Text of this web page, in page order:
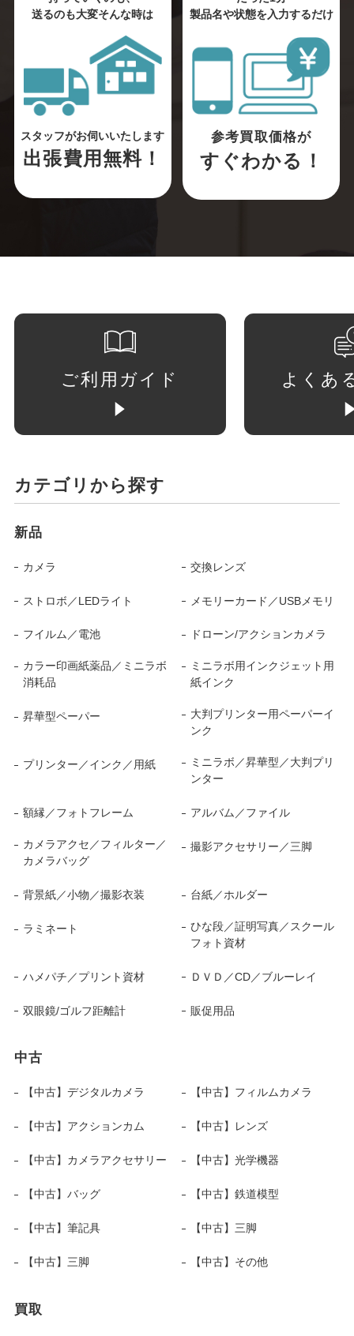
送るのも大変そんな時は
スタッフがお伺いいたします
出張費用無料！
製品名や状態を入力するだけ
参考買取価格が
すぐわかる！
ご利用ガイド よくあ
カテゴリから探す
新品
カメラ 交換レンズ
ストロボ／LEDライト メモリーカード／USBメモリ
フイルム／電池 ドローン/アクションカメラ
カラー印画紙薬品／ミニラボ
消耗品
ミニラボ用インクジェット用
紙インク
昇華型ペーパー
大判プリンター用ペーパーイ
ンク
プリンター／インク／用紙
ミニラボ／昇華型／大判プリ
ンター
額縁／フォトフレーム アルバム／ファイル
カメラアクセ／フィルター／
カメラバッグ
撮影アクセサリー／三脚
背景紙／小物／撮影衣装 台紙／ホルダー
ラミネート
ひな段／証明写真／スクール
フォト資材
ハメパチ／プリント資材 ＤＶＤ／CD／ブルーレイ
双眼鏡/ゴルフ距離計 販促用品
中古
【中古】デジタルカメラ 【中古】フィルムカメラ
【中古】アクションカム 【中古】レンズ
【中古】カメラアクセサリー 【中古】光学機器
【中古】バッグ 【中古】鉄道模型
【中古】筆記具 【中古】三脚
【中古】三脚 【中古】その他
買取